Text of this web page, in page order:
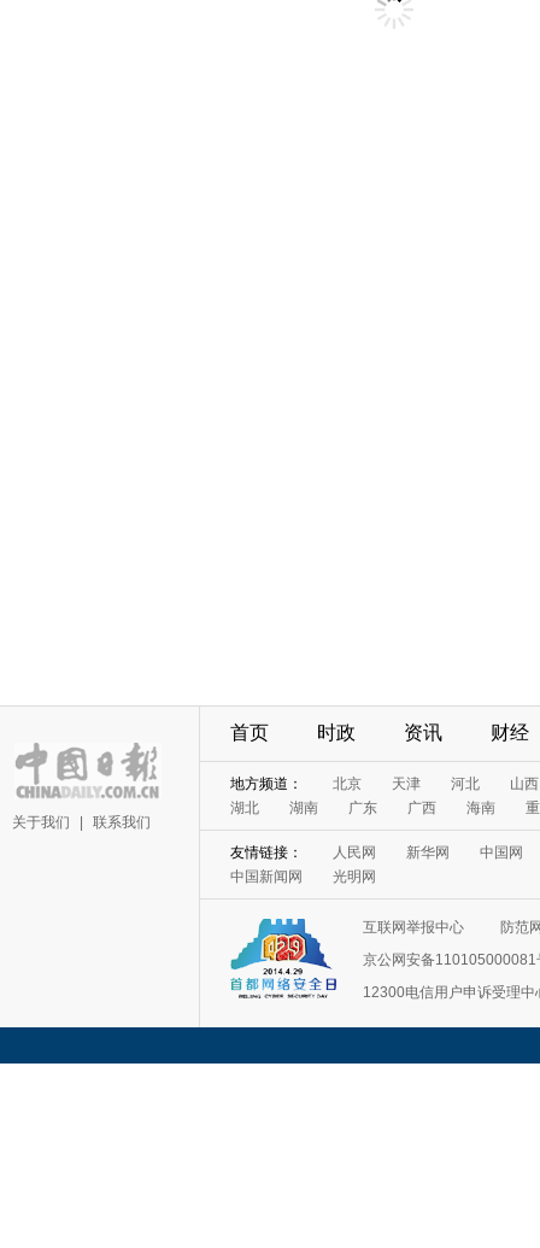
关于我们 联系我们
首页 时政 资讯 财经
地方频道： 北京 天津 河北
山西
湖北
湖南 广东 广西 海南
友情链接： 人民网 新华网
中国网
中国新闻网
光明网
互联网举报中心
防范
京公网安备110105000081
12300电信用户申诉受理中